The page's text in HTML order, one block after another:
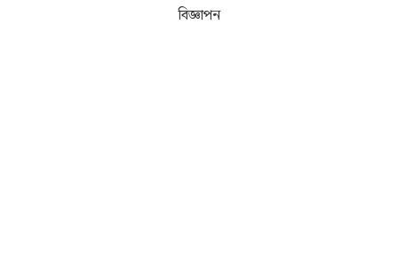
বিজ্ঞাপন